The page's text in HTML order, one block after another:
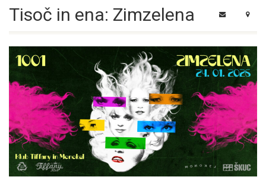
Tisoč in ena: Zimzelena